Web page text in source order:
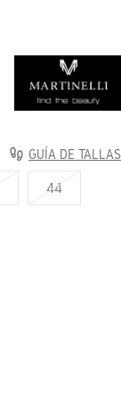
GUÍA DE TALLAS
44